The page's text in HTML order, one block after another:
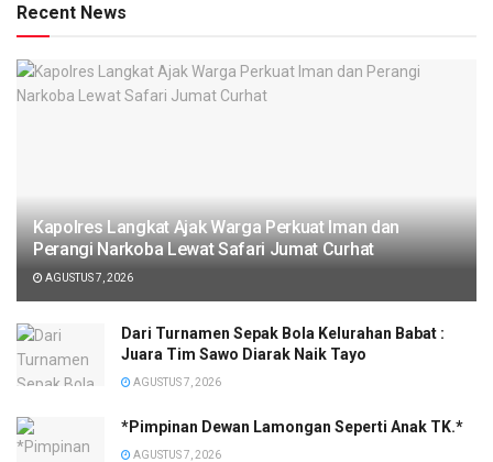
Recent News
Kapolres Langkat Ajak Warga Perkuat Iman dan
Perangi Narkoba Lewat Safari Jumat Curhat
AGUSTUS 7, 2026
Dari Turnamen Sepak Bola Kelurahan Babat :
Juara Tim Sawo Diarak Naik Tayo
AGUSTUS 7, 2026
*Pimpinan Dewan Lamongan Seperti Anak TK.*
AGUSTUS 7, 2026